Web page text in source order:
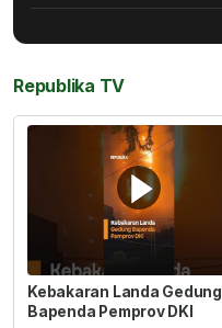
Republika TV
Kebakaran Landa Gedung
Bapenda Pemprov DKI